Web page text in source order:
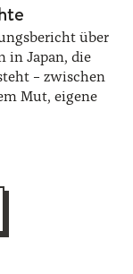
über
in Japan, die
– zwischen
Mut, eigene